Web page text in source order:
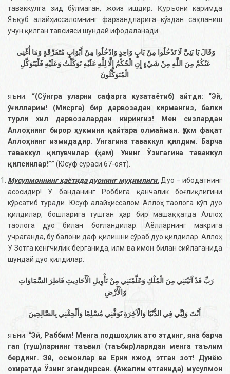
таваккулга зид бўлмаган, жоиз ишдир. Қуръони каримда
Яъқуб алайҳиссаломнинг фарзандларига кўздан сақланиш
учун қилган тавсияси шундай ифодаланади:
عَنْكُمْ مِنَ اللَّهِ مِنْ شَيْءٍ إِنِ الْحُكْمُ إِلَّا لِلَّهِ عَلَيْهِ تَوَكَّلْتُ وَعَلَيْهِ فَلْيَتَوَكَّلِ
яъни: “(Сўнгра уларни сафарга кузатаётиб) айтди: “Эй,
ўғилларим! (Мисрга) бир дарвозадан кирмангиз, балки
турли хил дарвозалардан кирингиз! Мен сизлардан
Аллоҳнинг бирор ҳукмини қайтара олмайман.Ҳукм фақат
Аллоҳнинг измидадир. Унгагина таваккул қилдим. Барча
таваккул қилувчилар (ҳам) Унинг Ўзигагина таваккул
қилсинлар!”” (Юсуф сураси 67-оят).
Мусулмоннинг ҳаётида дуонинг муҳимлиги.Дуо – ибодатнинг
асосидир! У банданинг Роббига қанчалик боғлиқлигини
кўрсатиб туради. Юсуф алайҳиссалом Аллоҳ таолога кўп дуо
қилдилар, бошларига тушган ҳар бир машаққатда Аллоҳ
таолога дуо билан боғландилар. Аёлларнинг макрига
учраганда, бу балони даф қилишни сўраб дуо қилдилар. Аллоҳ
У Зотга кенгчилик берганида, илм ва имон билан сийлаганида
шундай дуо қилдилар:
وَالْأَرْضِ
яъни: “Эй, Раббим! Менга подшоҳлик ато этдинг, яна барча
гап (туш)ларнинг таъвил (таъбир)ларидан менга таълим
бердинг. Эй, осмонлар ва Ерни ижод этган зот! Дунёю
охиратда Ўзинг эгамдирсан. (Ажалим етганида) мусулмон